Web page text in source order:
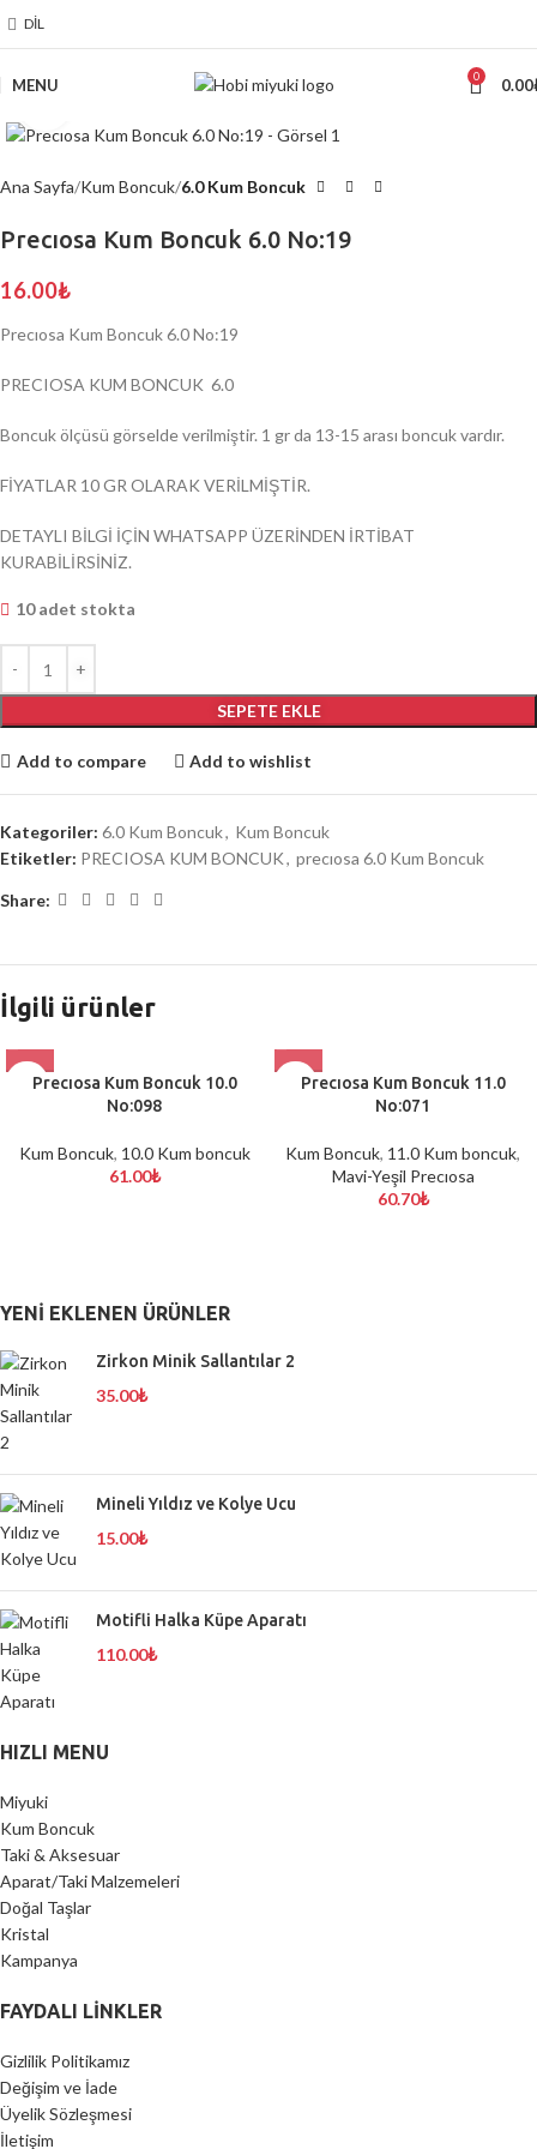
DIL
MENU 0 0.00
Ana Sayfa Kum Boncuk 6.0 Kum Boncuk
Precıosa Kum Boncuk 6.0 No:19
16.00₺
Precıosa Kum Boncuk 6.0 No:19
PRECIOSA KUM BONCUK 6.0
Boncuk ölçüsü görselde verilmiştir. 1 gr da 13-15 arası boncuk vardır.
FİYATLAR 10 GR OLARAK VERİLMİŞTİR.
DETAYLI BİLGİ İÇİN WHATSAPP ÜZERİNDEN İRTİBAT
KURABİLİRSİNİZ.
10 adet stokta
SEPETE EKLE
Add to compare Add to wishlist
Kategoriler: 6.0 Kum Boncuk, Kum Boncuk
Etiketler: PRECIOSA KUM BONCUK, precıosa 6.0 Kum Boncuk
Share:
İlgili ürünler
Precıosa Kum Boncuk 10.0
No:098
Kum Boncuk, 10.0 Kum boncuk
61.00₺
Precıosa Kum Boncuk 11.0
No:071
Kum Boncuk, 11.0 Kum boncuk,
Mavi-Yeşil Precıosa
60.70₺
YENI EKLENEN ÜRÜNLER
Zirkon Minik Sallantılar 2
35.00₺
Mineli Yıldız ve Kolye Ucu
15.00₺
Motifli Halka Küpe Aparatı
110.00₺
HIZLI MENU
Miyuki
Kum Boncuk
Taki & Aksesuar
Aparat/Taki Malzemeleri
Doğal Taşlar
Kristal
Kampanya
FAYDALI LİNKLER
Gizlilik Politikamız
Değişim ve İade
Üyelik Sözleşmesi
İletişim